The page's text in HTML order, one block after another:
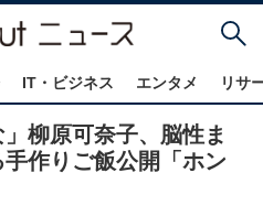
IT・ビジネス エンタメ リサ
」柳原可奈子、脳性ま
作りご飯公開「ホン